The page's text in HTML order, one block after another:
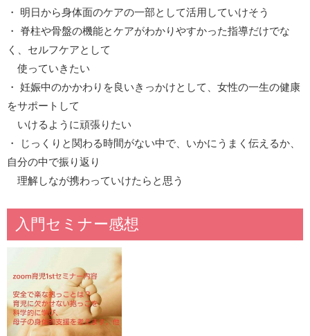
・ 明日から身体面のケアの一部として活用していけそう
・ 脊柱や骨盤の機能とケアがわかりやすかった指導だけでな
く、セルフケアとして
使っていきたい
・ 妊娠中のかかわりを良いきっかけとして、女性の一生の健康
をサポートして
いけるように頑張りたい
・ じっくりと関わる時間がない中で、いかにうまく伝えるか、
自分の中で振り返り
理解しなが携わっていけたらと思う
入門セミナー感想